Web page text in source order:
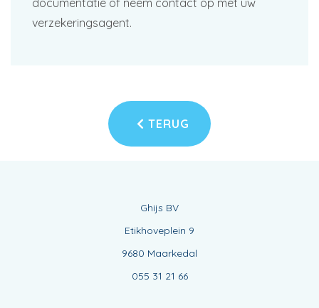
documentatie of neem contact op met uw
verzekeringsagent.
TERUG
Ghijs BV
Etikhoveplein 9
9680 Maarkedal
055 31 21 66